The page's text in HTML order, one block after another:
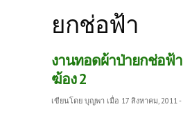
ยกช่อฟ้า
งานทอดผ้าป่ายกช่อฟ้
ฆ้อง 2
เขียนโดย บุญพา เมื่อ 17 สิงหาคม, 2011 -